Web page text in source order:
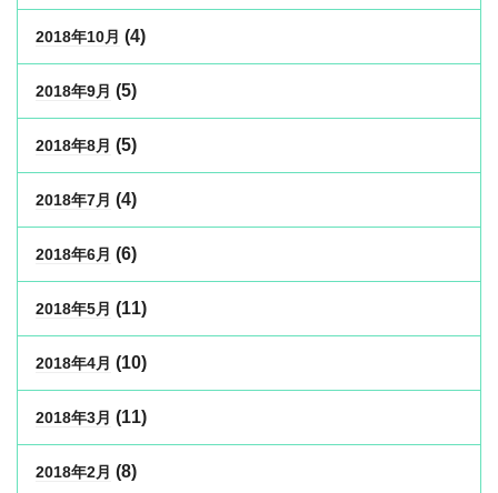
2018年10月 (4)
2018年9月 (5)
2018年8月 (5)
2018年7月 (4)
2018年6月 (6)
2018年5月 (11)
2018年4月 (10)
2018年3月 (11)
2018年2月 (8)